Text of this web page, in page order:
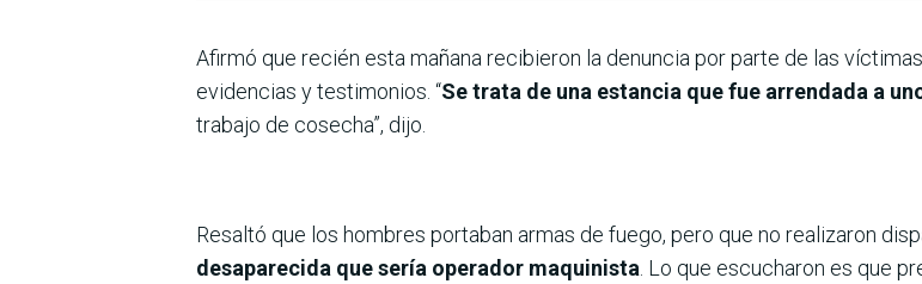
Afirmó que recién esta mañana recibieron la denuncia por parte de las
evidencias y testimonios. “Se trata de una estancia que fue arrendada a
trabajo de cosecha”, dijo.
Resaltó que los hombres portaban armas de fuego, pero que no realizaron
desaparecida que sería operador maquinista . Lo que escucharon es que